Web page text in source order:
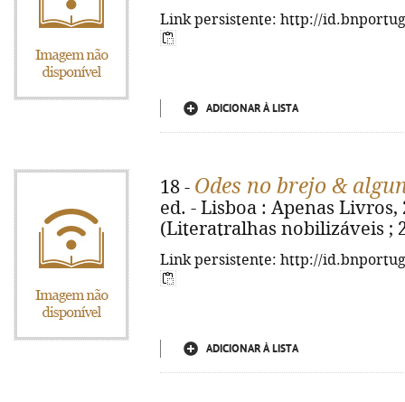
Link persistente: http://
ADICIONAR À LISTA
18 - Odes no brejo &
ed. - Lisboa : Apenas Livros,
(Literatralhas nobilizáveis ;
Link persistente: http://
ADICIONAR À LISTA